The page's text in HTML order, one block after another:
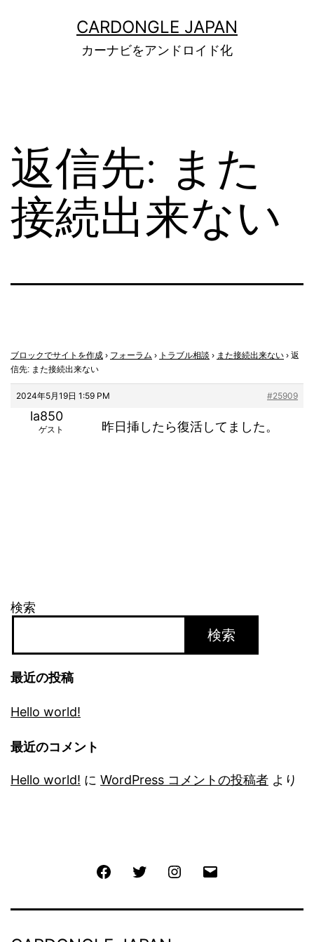
CARDONGLE JAPAN
カーナビをアンドロイド化
返信先: また
接続出来ない
ブロックでサイトを作成 › フォーラム › トラブル相談 › また接続出来ない › 返
信先: また接続出来ない
2024年5月19日 1:59 PM #25909
la850
ゲスト 昨日挿したら復活してました。
検索
検索
最近の投稿
Hello world!
最近のコメント
Hello world! に WordPress コメントの投稿者 より
FacebookTwitter Instagram